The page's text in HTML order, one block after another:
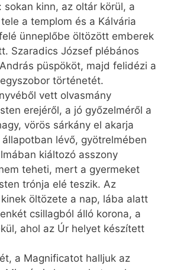
sokan kinn, az oltár körül, a
a templom és a Kálvária
ünneplőbe öltözött emberek
Szaradics József plébános
püspököt, majd felidézi a
történetét.
vett olvasmány
erejéről, a jó győzelméről a
vörös sárkány el akarja
lévő, gyötrelmében
kiáltozó asszony
teheti, mert a gyermeket
trónja elé teszik. Az
öltözete a nap, lába alatt
csillagból álló korona, a
ahol az Úr helyet készített
a Magnificatot halljuk az